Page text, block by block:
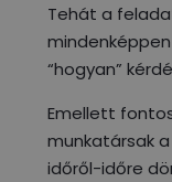
Tehát a
“hogyan”
Emellett
munkatársak
időről-időre